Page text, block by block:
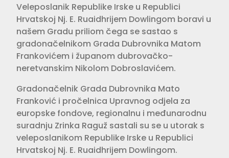
Veleposlanik Republike Irske u Republici
Hrvatskoj Nj. E. Ruaidhrijem Dowlingom boravi u
našem Gradu priliom čega se sastao s
gradonačelnikom Grada Dubrovnika Matom
Frankovićem i županom dubrovačko-
neretvanskim Nikolom Dobroslavićem.
Gradonačelnik Grada Dubrovnika Mato
Franković i pročelnica Upravnog odjela za
europske fondove, regionalnu i međunarodnu
suradnju Zrinka Raguž sastali su se u utorak s
veleposlanikom Republike Irske u Republici
Hrvatskoj Nj. E. Ruaidhrijem Dowlingom.